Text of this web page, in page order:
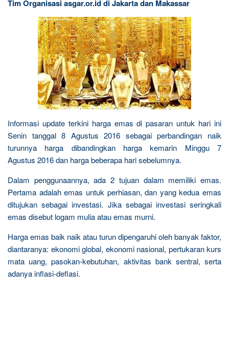
Tim Organisasi asgar.or.id di Jakarta dan Makassar
Informasi update terkini harga emas di pasaran untuk hari ini
Senin tanggal 8 Agustus 2016 sebagai perbandingan naik
turunnya harga dibandingkan harga kemarin Minggu 7
Agustus 2016 dan harga beberapa hari sebelumnya.
Dalam penggunaannya, ada 2 tujuan dalam memiliki emas.
Pertama adalah emas untuk perhiasan, dan yang kedua emas
ditujukan sebagai investasi. Jika sebagai investasi seringkali
emas disebut logam mulia atau emas murni.
Harga emas baik naik atau turun dipengaruhi oleh banyak faktor,
diantaranya: ekonomi global, ekonomi nasional, pertukaran kurs
mata uang, pasokan-kebutuhan, aktivitas bank sentral, serta
adanya inflasi-deflasi.